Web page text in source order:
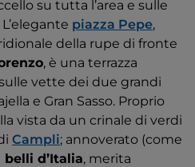
su tutta l’area e sulle
piazza Pepe,
della rupe di fronte
, è una terrazza
vette dei due grandi
e Gran Sasso. Proprio
vista da un crinale di verdi
Campli; annoverato (come
d’Italia, merita